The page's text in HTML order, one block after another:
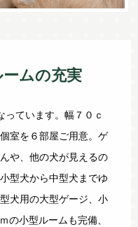
ムの充実
っています。幅７０ｃ
室を６部屋ご用意。ゲ
や、他の犬が見えるの
型犬から中型犬までゆ
犬用の大型ゲージ、小
の小型ルームも完備、